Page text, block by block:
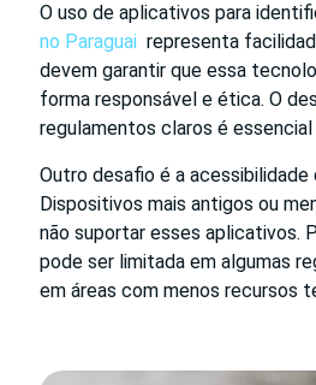
O uso de aplicativos para
no Paraguai representa
devem garantir que essa
forma responsável e ética. O
regulamentos claros é essencial
Outro desafio é a acessibilidade
Dispositivos mais antigos ou
não suportar esses aplicativos.
pode ser limitada em algumas
em áreas com menos recursos